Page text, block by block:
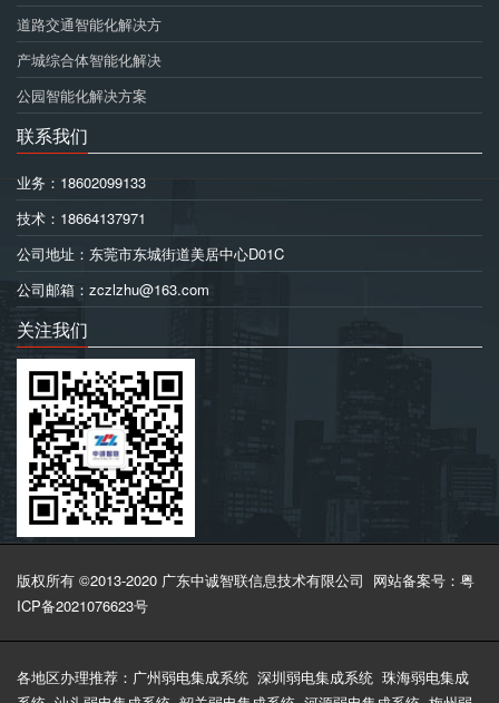
道路交通智能化解决方
产城综合体智能化解决
公园智能化解决方案
联系我们
业务：18602099133
技术：18664137971
公司地址：东莞市东城街道美居中心D01C
公司邮箱：zczlzhu@163.com
关注我们
版权所有 ©2013-2020 广东中诚智联信息技术有限公司 网站备案号：粤
ICP备2021076623号
各地区办理推荐： 广州弱电集成系统 深圳弱电集成系统 珠海弱电集成